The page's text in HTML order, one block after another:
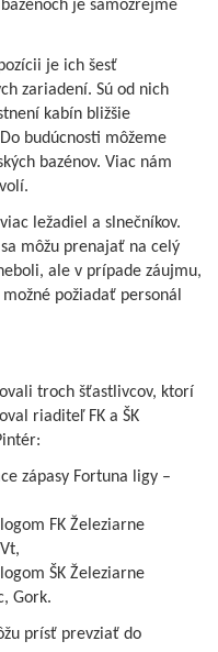
je samozrejme
je ich šesť
zariadení. Sú od nich
kabín bližšie
budúcnosti môžeme
bazénov. Viac nám
ležadiel a slnečníkov.
môžu prenajať na celý
ale v prípade záujmu,
požiadať personál
troch šťastlivcov, ktorí
riaditeľ FK a ŠK
zápasy Fortuna ligy –
FK Železiarne
ŠK Železiarne
Gork.
prísť prevziať do